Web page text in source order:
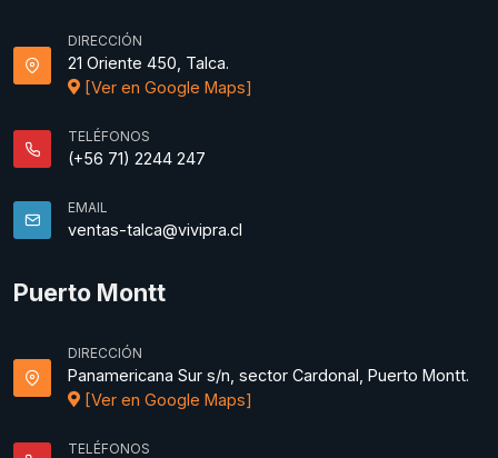
DIRECCIÓN
21 Oriente 450, Talca.
[Ver en Google Maps]
TELÉFONOS
(+56 71) 2244 247
EMAIL
ventas-talca@vivipra.cl
Puerto Montt
DIRECCIÓN
Panamericana Sur s/n, sector Cardonal, Puerto Montt.
[Ver en Google Maps]
TELÉFONOS